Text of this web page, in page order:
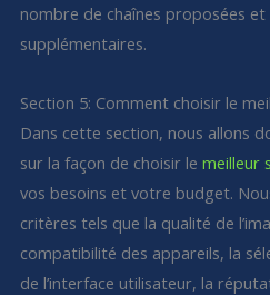
nombre de chaînes proposées
supplémentaires.
Section 5: Comment choisir le
Dans cette section, nous allons
sur la façon de choisir le meilleur
vos besoins et votre budget.
critères tels que la qualité de
compatibilité des appareils, la
de l’interface utilisateur, la